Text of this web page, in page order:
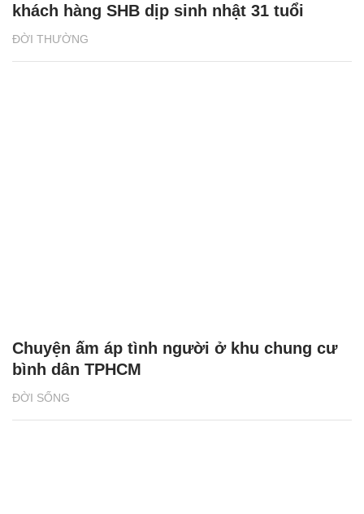
ĐỜI THƯỜNG
khách hàng SHB dịp sinh nhật 31 tuổi
ĐỜI SỐNG
Chuyện ấm áp tình người ở khu chung cư
bình dân TPHCM